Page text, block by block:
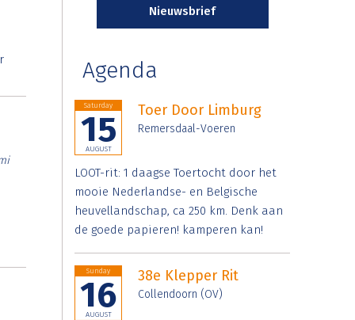
Nieuwsbrief
Agenda
Saturday
15
AUGUST
Toer Door Limburg
Remersdaal-Voeren
LOOT-rit: 1 daagse Toertocht door het
mooie Nederlandse- en Belgische
heuvellandschap, ca 250 km. Denk aan
de goede papieren! kamperen kan!
Sunday
16
AUGUST
38e Klepper Rit
Collendoorn (OV)